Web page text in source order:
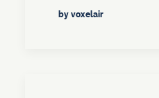
by voxelair